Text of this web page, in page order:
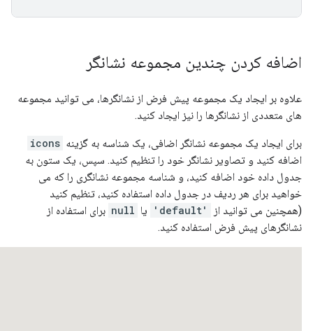
اضافه کردن چندین مجموعه نشانگر
علاوه بر ایجاد یک مجموعه پیش فرض از نشانگرها، می توانید مجموعه
های متعددی از نشانگرها را نیز ایجاد کنید.
برای ایجاد یک مجموعه نشانگر اضافی، یک شناسه به گزینه icons
اضافه کنید و تصاویر نشانگر خود را تنظیم کنید. سپس، یک ستون به
جدول داده خود اضافه کنید، و شناسه مجموعه نشانگری را که می
خواهید برای هر ردیف در جدول داده استفاده کنید، تنظیم کنید
(همچنین می توانید از
'default' یا null برای استفاده از
نشانگرهای پیش فرض استفاده کنید.